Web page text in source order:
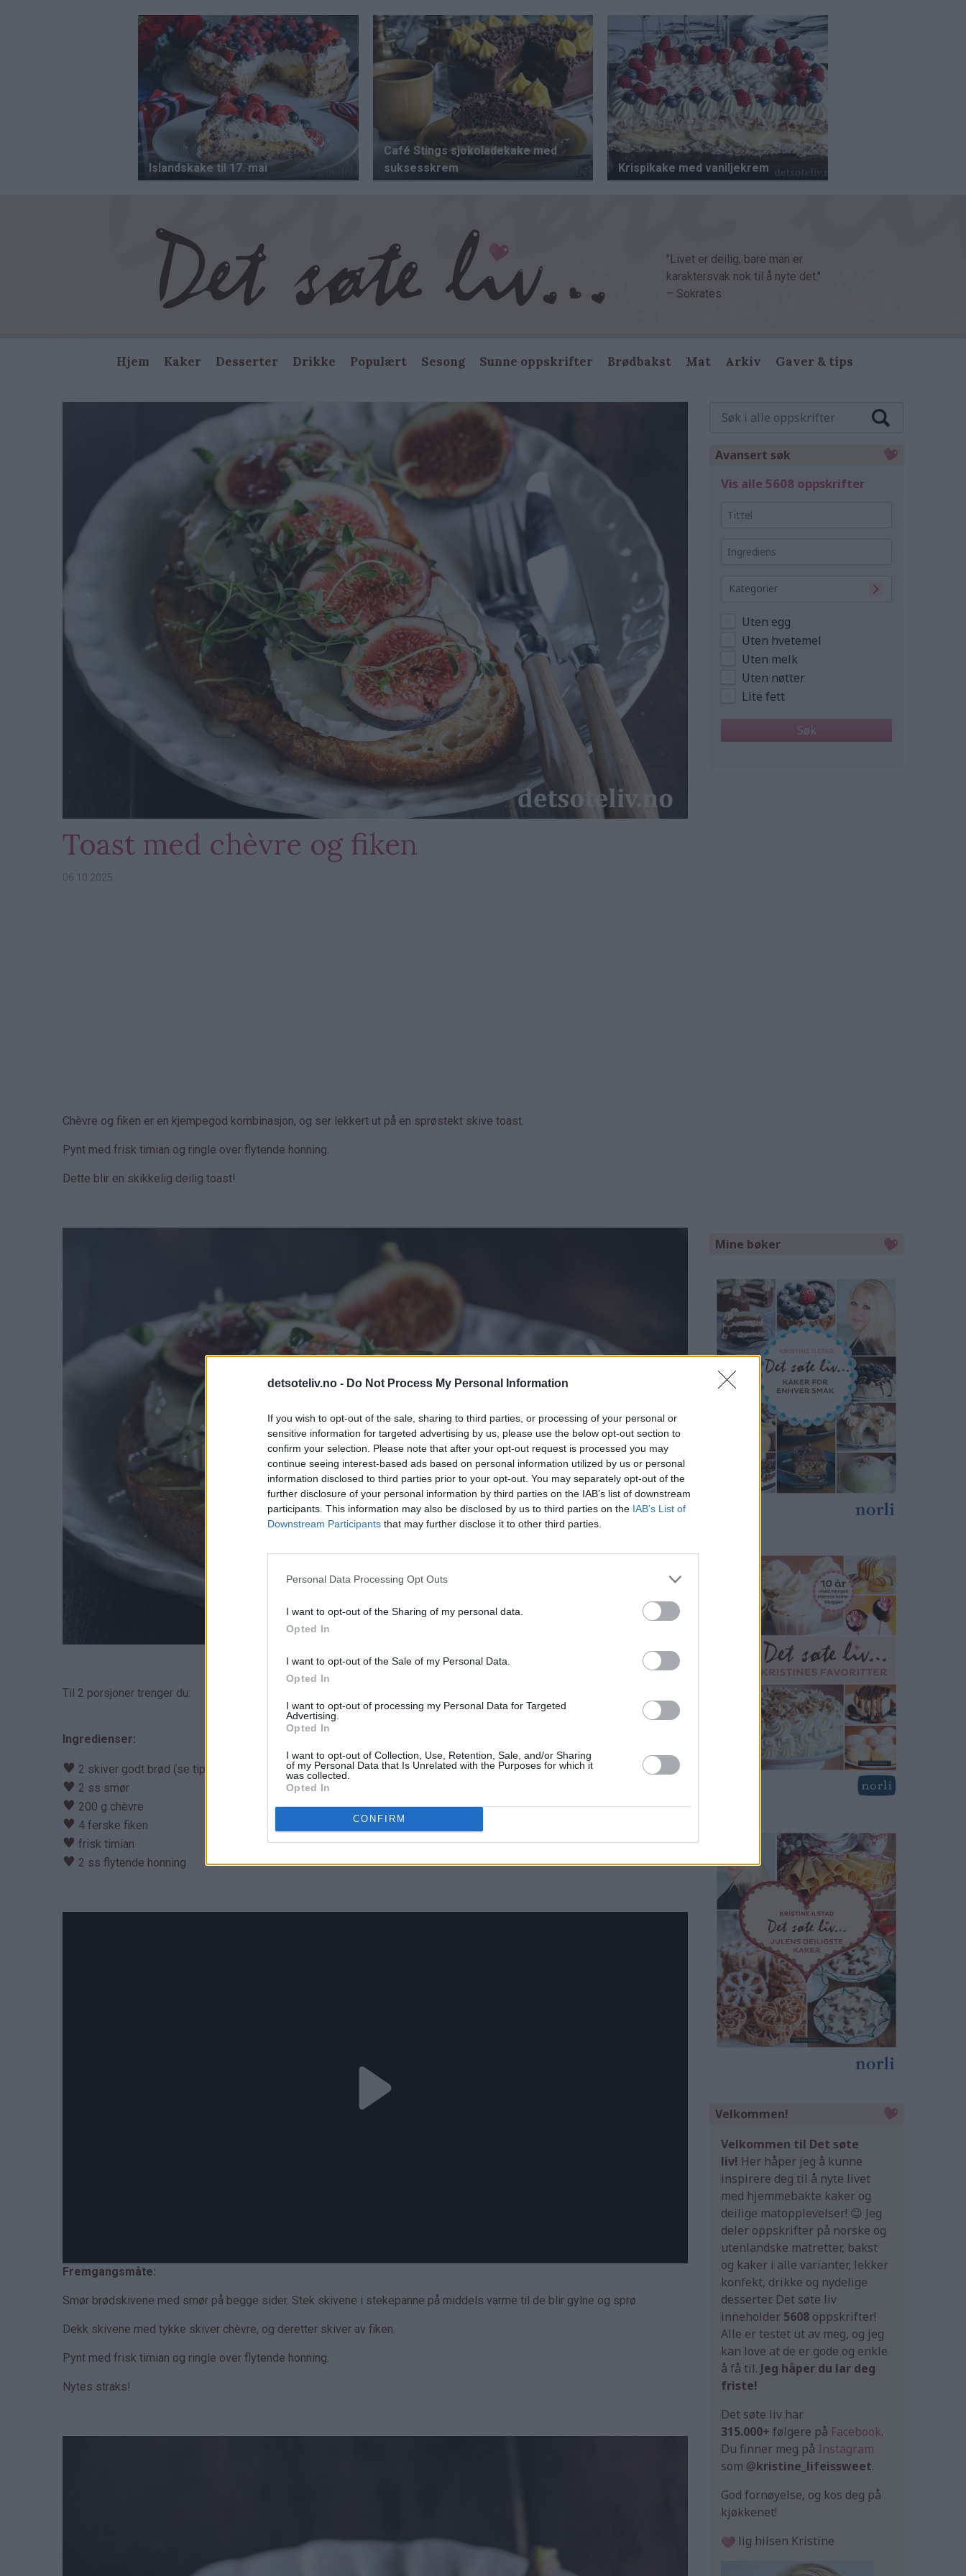
detsoteliv.no - Do Not Process My Personal Information
If you wish to opt-out of the sale, sharing to third parties, or processing of your personal or
sensitive information for targeted advertising by us, please use the below opt-out section to
confirm your selection. Please note that after your opt-out request is processed you may
continue seeing interest-based ads based on personal information utilized by us or personal
information disclosed to third parties prior to your opt-out. You may separately opt-out of the
further disclosure of your personal information by third parties on the IAB’s list of downstream
participants. This information may also be disclosed by us to third parties on the IAB’s List of
Downstream Participants that may further disclose it to other third parties.
Personal Data Processing Opt Outs
I want to opt-out of the Sharing of my personal data.
Opted In
I want to opt-out of the Sale of my Personal Data.
Opted In
I want to opt-out of processing my Personal Data for Targeted
Advertising.
Opted In
I want to opt-out of Collection, Use, Retention, Sale, and/or Sharing
of my Personal Data that Is Unrelated with the Purposes for which it
was collected.
Opted In
CONFIRM
"Livet er deilig, bare man er
karaktersvak nok til å nyte det."
– Sokrates
Main
navigation
Hjem Kaker Desserter Drikke Populært Sesong Sunne oppskrifter Brødbakst Mat Arkiv Gaver & tips
Toast med chèvre og fiken
06.10.2025
Chèvre og fiken er en kjempegod kombinasjon, og ser lekkert ut på en sprøstekt skive toast.
Pynt med frisk timian og ringle over flytende honning.
Dette blir en skikkelig deilig toast!
Til 2 porsjoner trenger du:
Ingredienser:
♥ 2 skiver godt brød (se tips)
♥ 2 ss smør
♥ 200 g chèvre
♥ 4 ferske fiken
♥ frisk timian
♥ 2 ss flytende honning
Fremgangsmåte:
Smør brødskivene med smør på begge sider. Stek skivene i stekepanne på middels varme til de blir gylne og sprø.
Dekk skivene med tykke skiver chèvre, og deretter skiver av fiken.
Pynt med frisk timian og ringle over flytende honning.
Nytes straks!
Avansert søk
Vis alle 5608 oppskrifter
Kategorier
Uten egg
Uten hvetemel
Uten melk
Uten nøtter
Lite fett
Mine bøker
Velkommen!
Velkommen til Det søte
liv! Her håper jeg å kunne
inspirere deg til å nyte livet
med hjemmebakte kaker og
deilige matopplevelser! 😊 Jeg
deler oppskrifter på norske og
utenlandske matretter, bakst
og kaker i alle varianter, lekker
konfekt, drikke og nydelige
desserter. Det søte liv
inneholder 5608 oppskrifter!
Alle er testet ut av meg, og jeg
kan love at de er gode og enkle
å få til. Jeg håper du lar deg
friste!
Det søte liv har
315.000+ følgere på Facebook.
Du finner meg på Instagram
som @kristine_lifeissweet.
God fornøyelse, og kos deg på
kjøkkenet!
lig hilsen Kristine